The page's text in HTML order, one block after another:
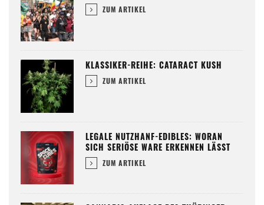
ZUM ARTIKEL
KLASSIKER-REIHE: CATARACT KUSH
ZUM ARTIKEL
LEGALE NUTZHANF-EDIBLES: WORAN
SICH SERIÖSE WARE ERKENNEN LÄSST
ZUM ARTIKEL